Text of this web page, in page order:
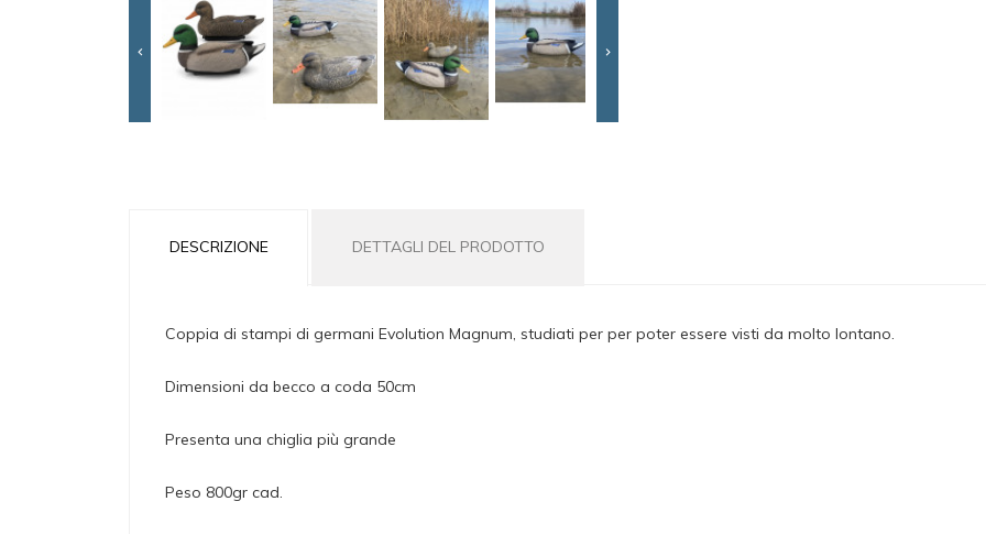
 
DESCRIZIONE DETTAGLI DEL PRODOTTO
Coppia di stampi di germani Evolution Magnum, studiati per per poter essere visti da molto lontano.
Dimensioni da becco a coda 50cm
Presenta una chiglia più grande
Peso 800gr cad.